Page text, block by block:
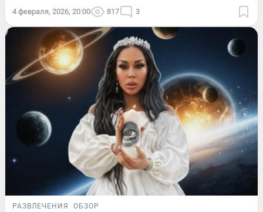
4 февраля, 2026, 20:00 817 3
РАЗВЛЕЧЕНИЯ ОБЗОР